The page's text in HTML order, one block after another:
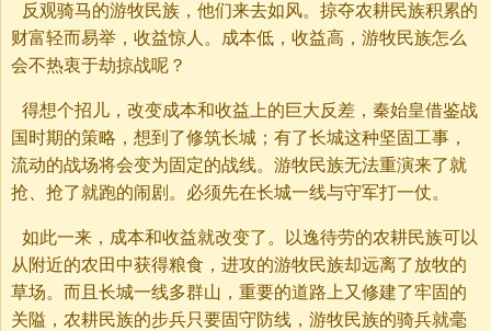
反观骑马的游牧民族，他们来去如风。掠夺农耕民族积累的
财富轻而易举，收益惊人。成本低，收益高，游牧民族怎么
会不热衷于劫掠战呢？
得想个招儿，改变成本和收益上的巨大反差，秦始皇借鉴战
国时期的策略，想到了修筑长城；有了长城这种坚固工事，
流动的战场将会变为固定的战线。游牧民族无法重演来了就
抢、抢了就跑的闹剧。必须先在长城一线与守军打一仗。
如此一来，成本和收益就改变了。以逸待劳的农耕民族可以
从附近的农田中获得粮食，进攻的游牧民族却远离了放牧的
草场。而且长城一线多群山，重要的道路上又修建了牢固的
关隘，农耕民族的步兵只要固守防线，游牧民族的骑兵就毫